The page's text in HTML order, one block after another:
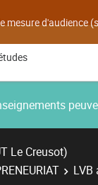
mesure d'audience
Le Creusot)
LVB